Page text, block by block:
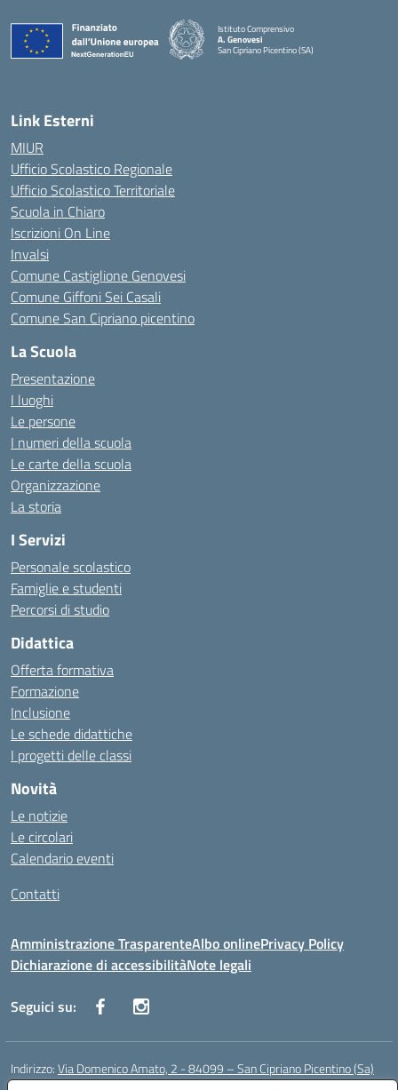
Istituto Comprensivo
A. Genovesi
San Cipriano Picentino (SA)
— Visita la pagina iniziale della scuola
Link Esterni
MIUR
Ufficio Scolastico Regionale
Ufficio Scolastico Territoriale
Scuola in Chiaro
Iscrizioni On Line
Invalsi
Comune Castiglione Genovesi
Comune Giffoni Sei Casali
Comune San Cipriano picentino
La Scuola
Presentazione
I luoghi
Le persone
I numeri della scuola
Le carte della scuola
Organizzazione
La storia
I Servizi
Personale scolastico
Famiglie e studenti
Percorsi di studio
Didattica
Offerta formativa
Formazione
Inclusione
Le schede didattiche
I progetti delle classi
Novità
Le notizie
Le circolari
Calendario eventi
Contatti
Amministrazione TrasparenteAlbo onlinePrivacy Policy
Dichiarazione di accessibilitàNote legali
Seguici su:
Indirizzo:Via Domenico Amato, 2 - 84099 – San Cipriano Picentino (Sa)